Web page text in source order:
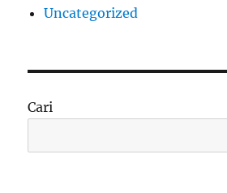
Uncategorized
Cari